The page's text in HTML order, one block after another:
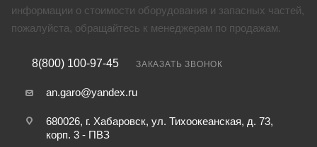
информации о стоимости оборудования и запасных частей,
пожалуйста, обращайтесь к менеджерам по продажам.
8(800) 100-97-45 ЗАКАЗАТЬ ЗВОНОК
an.garo@yandex.ru
680026, г. Хабаровск, ул. Тихоокеанская, д. 73,
корп. 3 - ПВЗ